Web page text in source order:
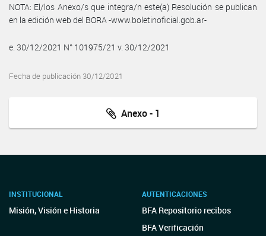
NOTA: El/los Anexo/s que integra/n este(a) Resolución se publican
en la edición web del BORA -www.boletinoficial.gob.ar-
e. 30/12/2021 N° 101975/21 v. 30/12/2021
Fecha de publicación 30/12/2021
Anexo - 1
INSTITUCIONAL
Misión, Visión e Historia
AUTENTICACIONES
BFA Repositorio recibos
BFA Verificación